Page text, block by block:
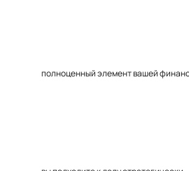
полноценный элемент вашей